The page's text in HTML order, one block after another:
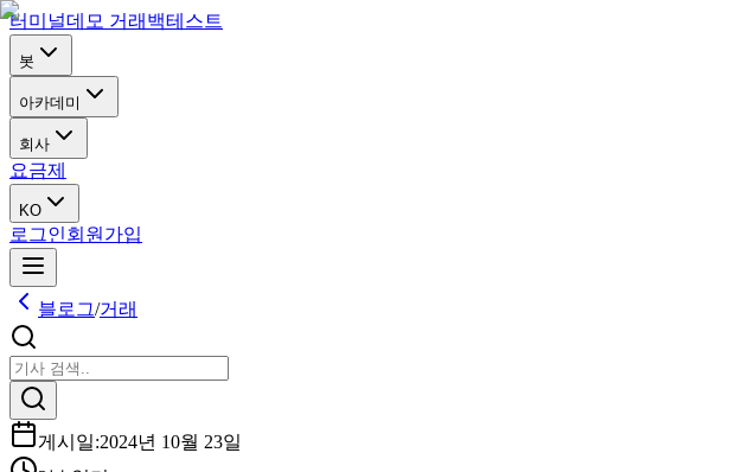
터미널데모 거래 백테스트
봇
아카데미
회사
요금제
KO
로그인회원가입
블로그/거래
게시일:2024년 10월 23일